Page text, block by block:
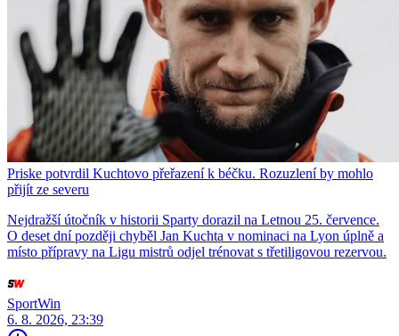
Priske potvrdil Kuchtovo přeřazení k béčku. Rozuzlení by mohlo
přijít ze severu
Nejdražší útočník v historii Sparty dorazil na Letnou 25. července.
O deset dní později chyběl Jan Kuchta v nominaci na Lyon úplně a
místo přípravy na Ligu mistrů odjel trénovat s třetiligovou rezervou.
SportWin
6. 8. 2026, 23:39